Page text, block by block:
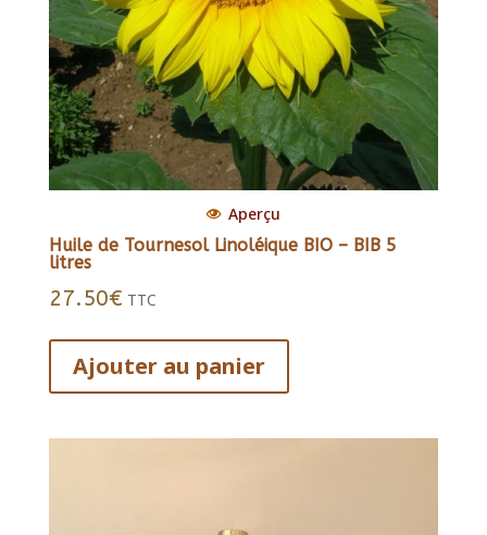
Aperçu
Huile de Tournesol Linoléique BIO – BIB 5
litres
27.50€ TTC
Ajouter au panier